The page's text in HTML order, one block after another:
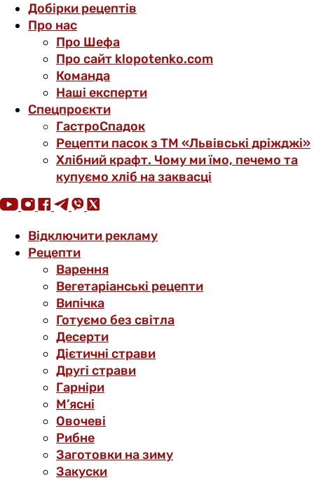
Добірки рецептів
Про нас
Про Шефа
Про сайт klopotenko.com
Команда
Наші експерти
Спецпроєкти
ГастроСпадок
Рецепти пасок з ТМ «Львівські дріжджі»
Хлібний крафт. Чому ми їмо, печемо та
купуємо хліб на заквасці
Відключити рекламу
Рецепти
Варення
Вегетаріанські рецепти
Випічка
Готуємо без світла
Десерти
Дієтичні страви
Другі страви
Гарніри
М’ясні
Овочеві
Рибне
Заготовки на зиму
Закуски